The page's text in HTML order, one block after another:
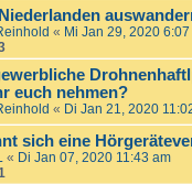
« Mi Jan 29, 2020
euch nehmen?
« Di Jan 21, 2020
sich eine
« Di Jan 07, 2020 11:43 am